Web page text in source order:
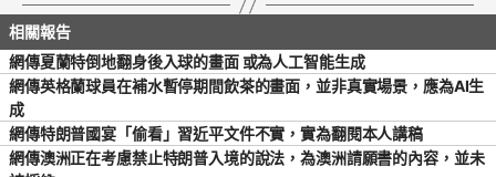
網傳夏蘭特倒地翻身後入球的畫面 或為人工智能生成
網傳英格蘭球員在補水暫停期間飲茶的畫面，並非真實場景，應為AI生
成
網傳特朗普國宴「偷看」習近平文件不實，實為翻閱本人講稿
網傳澳洲正在考慮禁止特朗普入境的說法，為澳洲請願書的內容，並未